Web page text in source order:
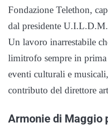
Fondazione Telethon,
dal presidente
Un lavoro inarrestabile
limitrofo sempre in prima
eventi culturali e
contributo del direttore
Armonie di Maggio